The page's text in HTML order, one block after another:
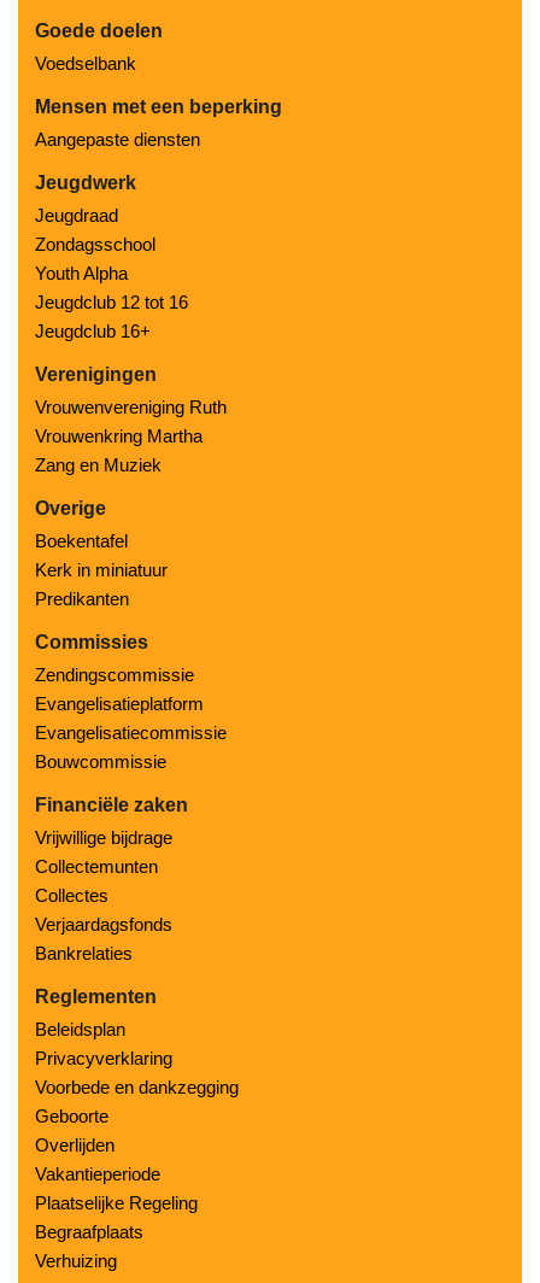
Goede doelen
Voedselbank
Mensen met een beperking
Aangepaste diensten
Jeugdwerk
Jeugdraad
Zondagsschool
Youth Alpha
Jeugdclub 12 tot 16
Jeugdclub 16+
Verenigingen
Vrouwenvereniging Ruth
Vrouwenkring Martha
Zang en Muziek
Overige
Boekentafel
Kerk in miniatuur
Predikanten
Commissies
Zendingscommissie
Evangelisatieplatform
Evangelisatiecommissie
Bouwcommissie
Financiële zaken
Vrijwillige bijdrage
Collectemunten
Collectes
Verjaardagsfonds
Bankrelaties
Reglementen
Beleidsplan
Privacyverklaring
Voorbede en dankzegging
Geboorte
Overlijden
Vakantieperiode
Plaatselijke Regeling
Begraafplaats
Verhuizing